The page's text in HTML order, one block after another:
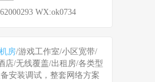
WX:ok0734
房/游戏工作室/小区宽带/
店/无线覆盖/出租房/各类型
安装调试，整套网络方案